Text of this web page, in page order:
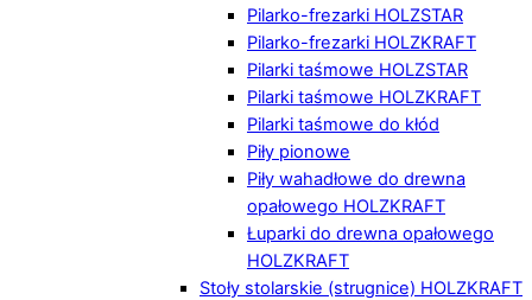
Pilarko-frezarki HOLZSTAR
Pilarko-frezarki HOLZKRAFT
Pilarki taśmowe HOLZSTAR
Pilarki taśmowe HOLZKRAFT
Pilarki taśmowe do kłód
Piły pionowe
Piły wahadłowe do drewna
opałowego HOLZKRAFT
Łuparki do drewna opałowego
HOLZKRAFT
Stoły stolarskie (strugnice) HOLZKRAFT